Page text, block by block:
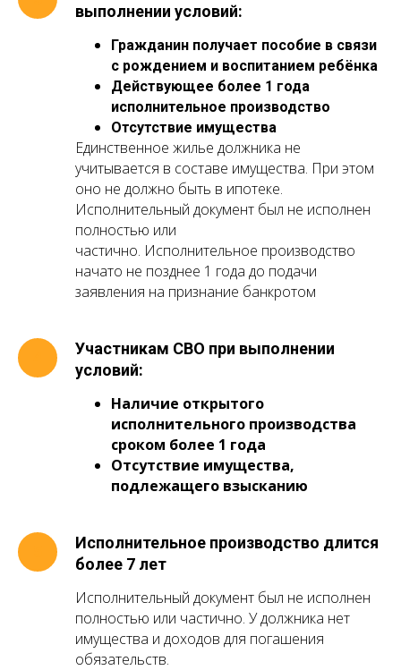
выполнении условий:
Гражданин получает пособие в связи
с рождением и воспитанием ребёнка
Действующее более 1 года
исполнительное производство
Отсутствие имущества
Единственное жилье должника не
учитывается в составе имущества. При этом
оно не должно быть в ипотеке.
Исполнительный документ был не исполнен
полностью или
частично. Исполнительное производство
начато не позднее 1 года до подачи
заявления на признание банкротом
Участникам СВО при выполнении
условий:
Наличие открытого
исполнительного производства
сроком более 1 года
Отсутствие имущества,
подлежащего взысканию
Исполнительное производство длится
более 7 лет
Исполнительный документ был не исполнен
полностью или частично. У должника нет
имущества и доходов для погашения
обязательств.